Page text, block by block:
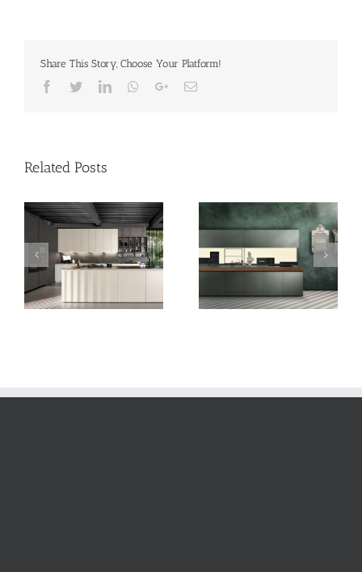
Share This Story, Choose Your Platform!
Facebook
TwitterLinkedInWhatsapp
Google+Email
Related Posts
Sei-Euromobil Telero-Euromobil